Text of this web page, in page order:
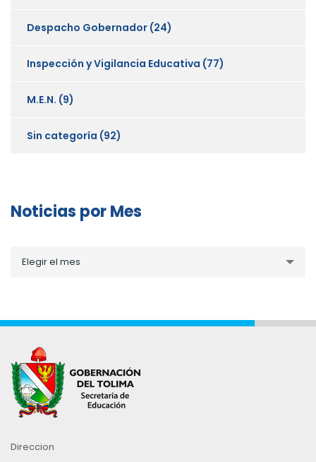
Despacho Gobernador (24)
Inspección y Vigilancia Educativa (77)
M.E.N. (9)
Sin categoría (92)
Noticias por Mes
porElegir el mes
Direccion